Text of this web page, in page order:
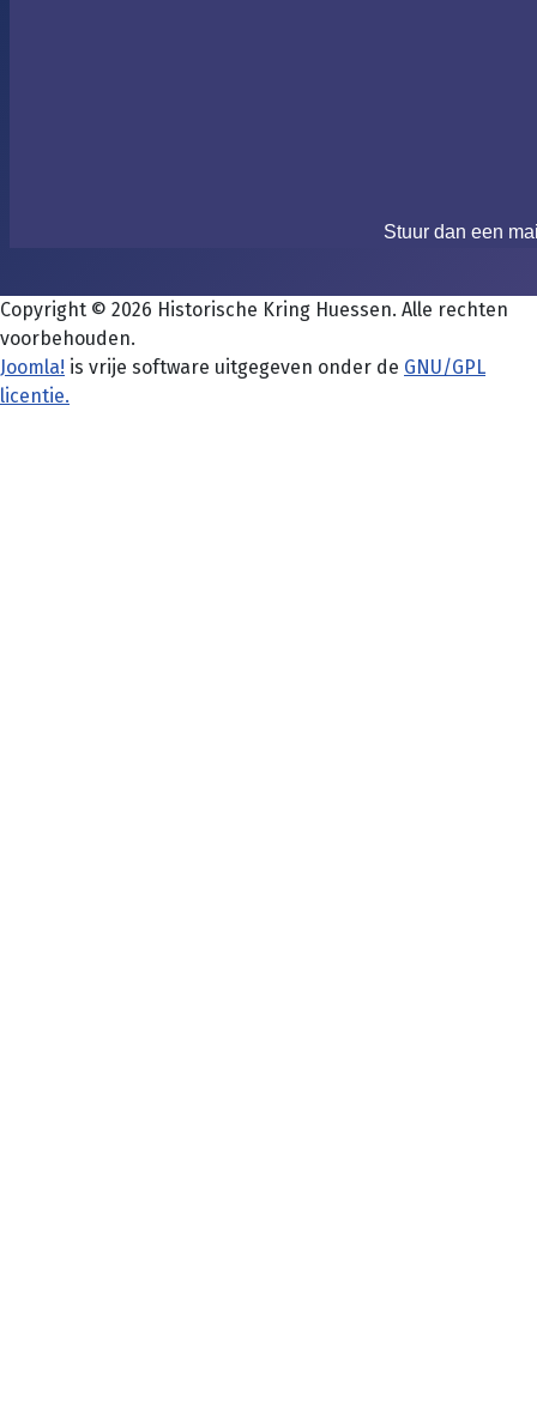
Stuur dan een
Copyright © 2026 Historische Kring Huessen. Alle rechten
voorbehouden.
Joomla! is vrije software uitgegeven onder de GNU/GPL
licentie.